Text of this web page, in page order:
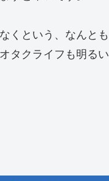
くという、なんとも
タクライフも明るい